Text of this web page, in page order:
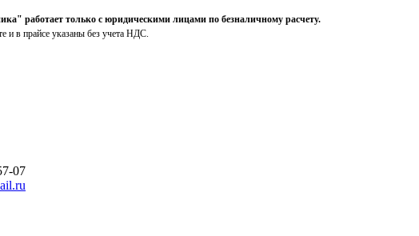
работает только с юридическими лицами по безналичному расчету.
и в прайсе указаны без учета НДС.
07